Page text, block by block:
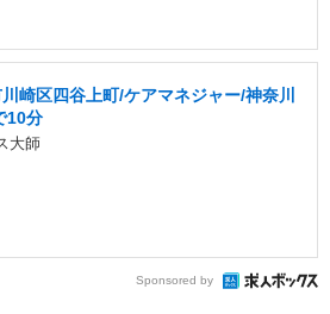
崎区四谷上町/ケアマネジャー/神奈川
10分
大師
Sponsored by